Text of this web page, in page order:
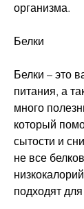
организма.
Белки
Белки – это
питания, а
много
который
сытости и
не все
подходят